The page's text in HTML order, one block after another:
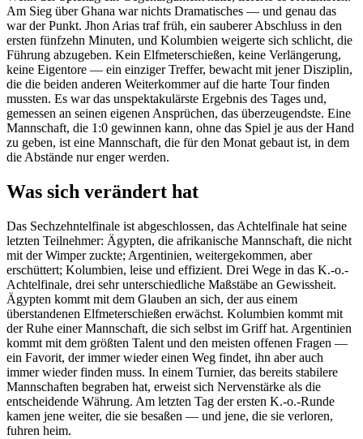
Am Sieg über Ghana war nichts Dramatisches — und genau das
war der Punkt. Jhon Arias traf früh, ein sauberer Abschluss in den
ersten fünfzehn Minuten, und Kolumbien weigerte sich schlicht, die
Führung abzugeben. Kein Elfmeterschießen, keine Verlängerung,
keine Eigentore — ein einziger Treffer, bewacht mit jener Disziplin,
die die beiden anderen Weiterkommer auf die harte Tour finden
mussten. Es war das unspektakulärste Ergebnis des Tages und,
gemessen an seinen eigenen Ansprüchen, das überzeugendste. Eine
Mannschaft, die 1:0 gewinnen kann, ohne das Spiel je aus der Hand
zu geben, ist eine Mannschaft, die für den Monat gebaut ist, in dem
die Abstände nur enger werden.
Was sich verändert hat
Das Sechzehntelfinale ist abgeschlossen, das Achtelfinale hat seine
letzten Teilnehmer: Ägypten, die afrikanische Mannschaft, die nicht
mit der Wimper zuckte; Argentinien, weitergekommen, aber
erschüttert; Kolumbien, leise und effizient. Drei Wege in das K.-o.-
Achtelfinale, drei sehr unterschiedliche Maßstäbe an Gewissheit.
Ägypten kommt mit dem Glauben an sich, der aus einem
überstandenen Elfmeterschießen erwächst. Kolumbien kommt mit
der Ruhe einer Mannschaft, die sich selbst im Griff hat. Argentinien
kommt mit dem größten Talent und den meisten offenen Fragen —
ein Favorit, der immer wieder einen Weg findet, ihn aber auch
immer wieder finden muss. In einem Turnier, das bereits stabilere
Mannschaften begraben hat, erweist sich Nervenstärke als die
entscheidende Währung. Am letzten Tag der ersten K.-o.-Runde
kamen jene weiter, die sie besaßen — und jene, die sie verloren,
fuhren heim.